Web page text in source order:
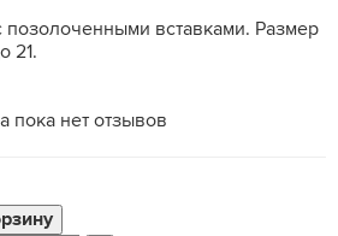
вставками. Размер
21.
пока нет отзывов